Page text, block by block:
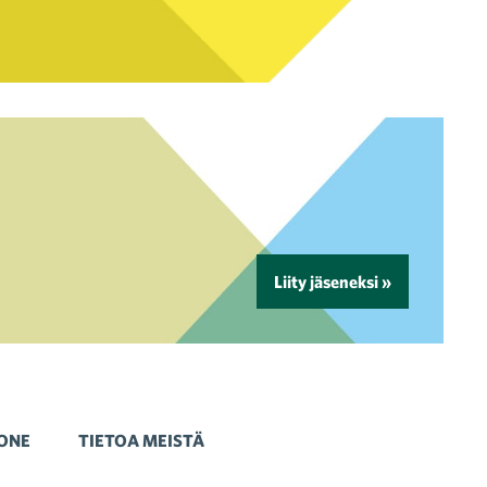
Liity jäseneksi »
TIETOA MEISTÄ